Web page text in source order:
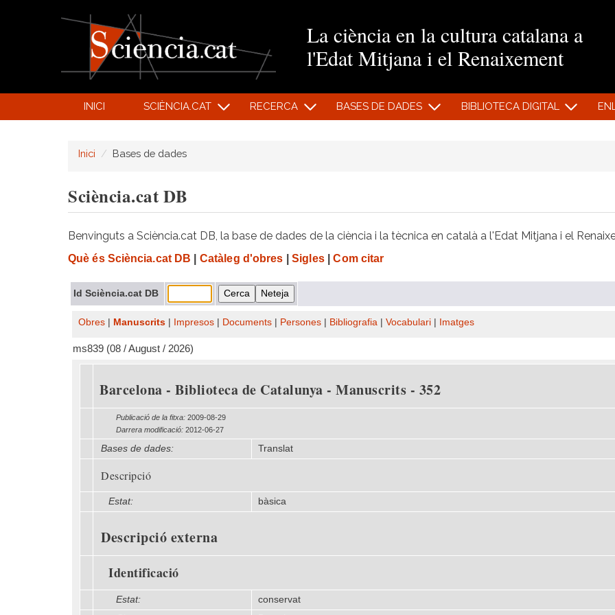
La ciència en la cultura catalana a
l'Edat Mitjana i el Renaixement
INICI SCIÈNCIA.CAT RECERCA BASES DE DADES BIBLIOTECA DIGITAL
Inici Bases de dades
Sciència.cat DB
Benvinguts a Sciència.cat DB, la base de dades de la ciència i la tècnica en català a l'Edat Mitjana i el
Què és Sciència.cat DB Catàleg d'obres Sigles| Com citar
Id Sciència.cat DB
Obres Manuscrits Impresos Documents Persones Bibliografia Vocabulari Imatges
ms839 (08 / August / 2026)
Barcelona - Biblioteca de Catalunya - Manuscrits - 352
Publicació de la fitxa: 2009-08-29
Darrera modificació: 2012-06-27
Bases de dades: Translat
Descripció
Estat: bàsica
Descripció externa
Identificació
Estat:
conservat